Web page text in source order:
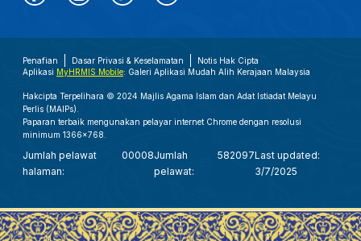
Penafian Dasar Privasi & Keselamatan
Notis Hak Cipta
Aplikasi MyHRMIS Mobile: Galeri Aplikasi Mudah Alih Kerajaan Malaysia
Hakcipta Terpelihara © 2024 Majlis Agama Islam dan Adat Istiadat Melayu
Perlis (MAIPs).
Paparan terbaik mengunakan pelayar internet Chrome dengan resolusi
minimum 1366x768.
Jumlah pelawat
halaman:
00008Jumlah
pelawat:
582097Last updated:
3/7/2025